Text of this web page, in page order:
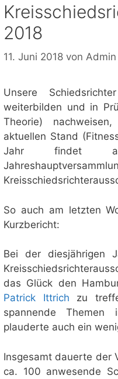
2018
11. Juni 2018 von Admin
Unsere
weiterbilden und in
Theorie)
aktuellen Stand
Jahr findet
So auch am letzten
Kurzbericht:
Bei der diesjährigen
das Glück den
Patrick Ittrich zu
spannende Themen
plauderte auch ein
Insgesamt dauerte der
ca. 100 anwesende